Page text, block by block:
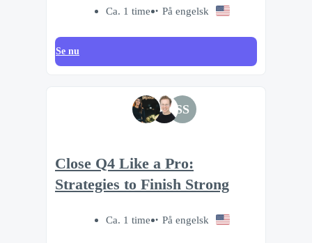
Ca. 1 time På engelsk
Se nu
SS
Close Q4 Like a Pro:
Strategies to Finish Strong
Ca. 1 time På engelsk